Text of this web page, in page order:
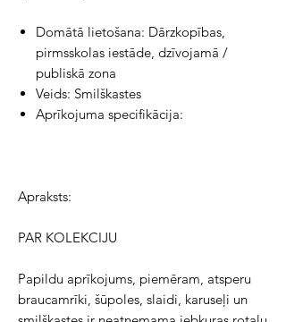
Domātā lietošana: Dārzkopības,
pirmsskolas iestāde, dzīvojamā /
publiskā zona
Veids: Smilškastes
Aprīkojuma specifikācija:
Apraksts:
PAR KOLEKCIJU
Papildu aprīkojums, piemēram, atsperu
braucamrīki, šūpoles, slaidi, karuseļi un